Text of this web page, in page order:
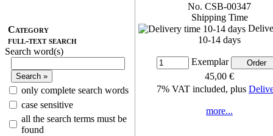
Category
full-text search
Search word(s)
only complete search words
case sensitive
all the search terms must be
found
No. CSB-00347
Shipping Time
10-14 days
Exemplar
45,00 €
7% VAT included, plus
more...